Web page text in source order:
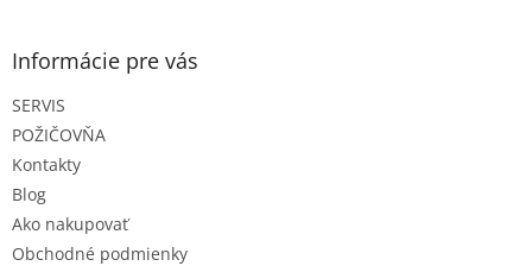
Informácie pre vás
SERVIS
POŽIČOVŇA
Kontakty
Blog
Ako nakupovať
Obchodné podmienky